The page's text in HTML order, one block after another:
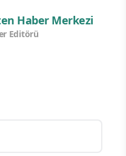
Haber Merkezi
Editörü